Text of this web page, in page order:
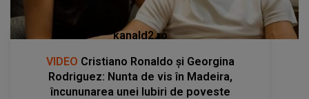
kanald2.ro
VIDEO Cristiano Ronaldo și Georgina
Rodriguez: Nunta de vis în Madeira,
încununarea unei Iubiri de poveste